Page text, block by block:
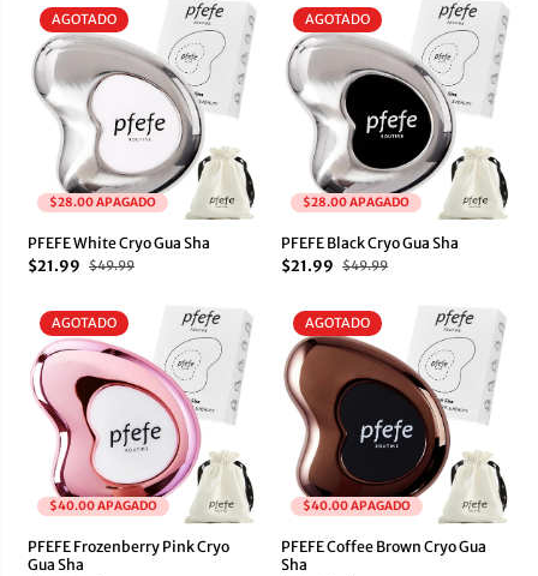
$28.00 APAGADO
AGOTADO
PFEFE White Cryo Gua Sha
$21.99
$49.99
$28.00 APAGADO
AGOTADO
PFEFE Black Cryo Gua Sha
$21.99
$49.99
$40.00 APAGADO
AGOTADO
PFEFE Frozenberry Pink Cryo
Gua Sha
$40.00 APAGADO
AGOTADO
PFEFE Coffee Brown Cryo Gua
Sha